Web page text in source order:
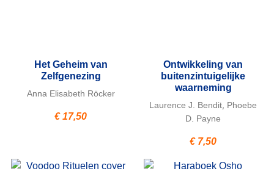
Het Geheim van
Zelfgenezing
Anna Elisabeth Röcker
€17,50
Ontwikkeling van
buitenzintuigelijke
waarneming
Laurence J. Bendit, Phoebe
D. Payne
€7,50